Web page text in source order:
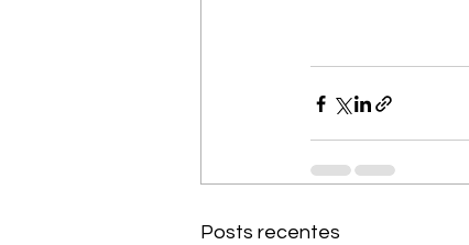
Posts recentes